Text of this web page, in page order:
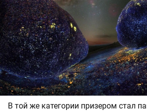
В той же категории призером стал